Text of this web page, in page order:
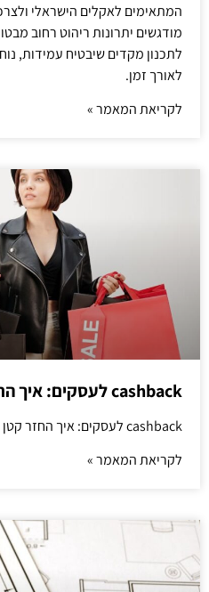
המתאימים לאקלים הישראלי
מודגשים יתרונות ריהוט רחוב
לתכנון מקדים שיבטיח עמידות,
לאורך זמן.
לקריאת המאמר »
cashback לעסקים: איך החזר קטן יוצר יתרון גדול
cashback לעסקים: איך החזר קטן יוצר יתרון גדול
לקריאת המאמר »